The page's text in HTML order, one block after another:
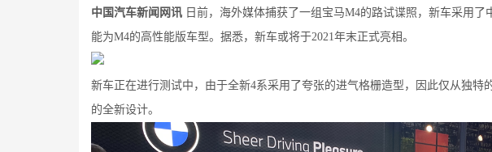
中国汽车新闻网讯 日前，海外媒体捕获了一组宝马M4的路试谍照，新车采用了
能为M4的高性能版车型。据悉，新车或将于2021年末正式亮相。
新车正在进行测试中，由于全新4系采用了夸张的进气格栅造型，因此仅从独特
的全新设计。